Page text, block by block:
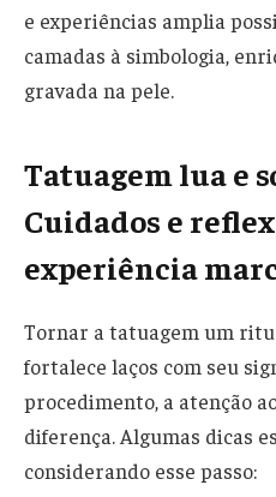
e experiências amplia
camadas à simbologia,
gravada na pele.
Tatuagem lua e
Cuidados e
experiência
Tornar a tatuagem um
fortalece laços com seu
procedimento, a atenção
diferença. Algumas dicas
considerando esse passo: